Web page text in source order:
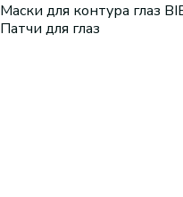
Маски для контура глаз
Патчи для глаз